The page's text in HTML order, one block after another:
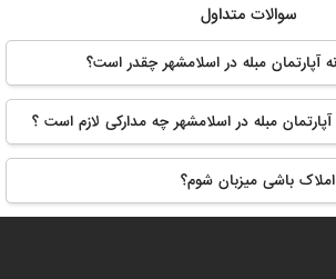
سوالات متداول
آپارتمان مبله در اسلامشهر چقدر است؟
آپارتمان مبله در اسلامشهر چه مدارکی لازم است ؟
باشی میزبان شوم؟